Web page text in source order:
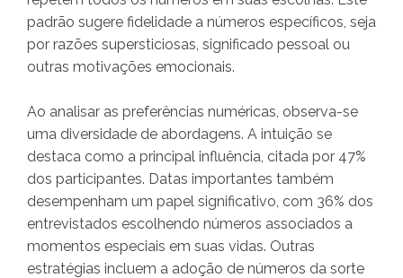
padrão sugere fidelidade a números específicos, seja
por razões supersticiosas, significado pessoal ou
outras motivações emocionais.
Ao analisar as preferências numéricas, observa-se
uma diversidade de abordagens. A intuição se
destaca como a principal influência, citada por 47%
dos participantes. Datas importantes também
desempenham um papel significativo, com 36% dos
entrevistados escolhendo números associados a
momentos especiais em suas vidas. Outras
estratégias incluem a adoção de números da sorte